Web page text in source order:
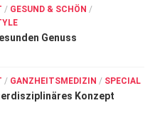
/ GESUND & SCHÖN /
Genuss
/ GANZHEITSMEDIZIN / SPECIAL
Konzept